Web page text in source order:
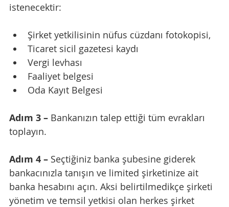
istenecektir:
Şirket yetkilisinin nüfus cüzdanı fotokopisi,
Ticaret sicil gazetesi kaydı
Vergi levhası
Faaliyet belgesi
Oda Kayıt Belgesi
Adım 3 – Bankanızın talep ettiği tüm evrakları
toplayın.
Adım 4 – Seçtiğiniz banka şubesine giderek
bankacınızla tanışın ve limited şirketinize ait
banka hesabını açın. Aksi belirtilmedikçe şirketi
yönetim ve temsil yetkisi olan herkes şirket